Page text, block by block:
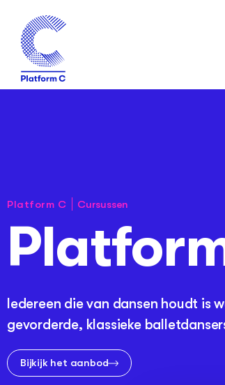
Platform C Cursussen
Iedereen die van dansen houdt is
gevorderde, klassieke
Bijkijk het aanbod